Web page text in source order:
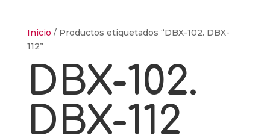
Inicio / Productos etiquetados “DBX-102. DBX-
112”
DBX-102.
DBX-112